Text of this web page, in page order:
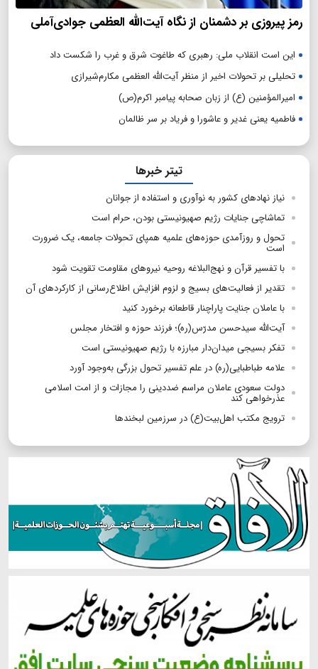
رمز پیروزی بر دشمنان از نگاه آیت‌الله العظمی جوادی‌آملی
این است انقلاب ملی: رهبری که طاغوت شرق و غرب را شکست داد
تحلیلی بر تحولات اخیر از منظر آیت‌الله العظمی مکارم‌شیرازی
امیرالمؤمنین (ع) از زبان صحابه پیامبر اکرم(ص)
فاطمیه یعنی غدیر و عاشورا و فریاد بر سر ظالمان
تیتر خبرها
نیاز نهادهای کشور به نوآوری و استفاده از جوانان
تماشاچی جنایات رژیم صهیونیستی بودن، حرام است
تحول و روزآمدی حوزه‌های علمیه همپای تحولات جامعه، یک ضرورت
است
با تفسیر قرآن و نهج‌البلاغه روحیه نیروهای مقاومت تقویت شود
تقدیر از فعالیت‌های بسیج و لزوم افزایش اطلاع‌رسانی از کارکردهای آن
با عاملان جنایت پاراچنار قاطعانه برخورد کنید
آیت‌الله سیدحسن مدرّس(ره)؛ فرزند حوزه و افتخار مجلس
تفکر بسیجی میدان‌دار مبارزه با رژیم صهیونیستی است
علامه طباطبایی(ره) در علم تفسیر تحول بزرگی به‌وجود آورد
دولت سعودی عاملان مراسم ضددینی را مجازات و از امت اسلامی
عذرخواهی کند
ترویج مکتب اهل‌بیت(ع) در سرزمین لبخندها